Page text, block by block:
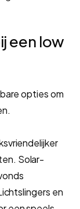
een low
opties om
Solar-
en